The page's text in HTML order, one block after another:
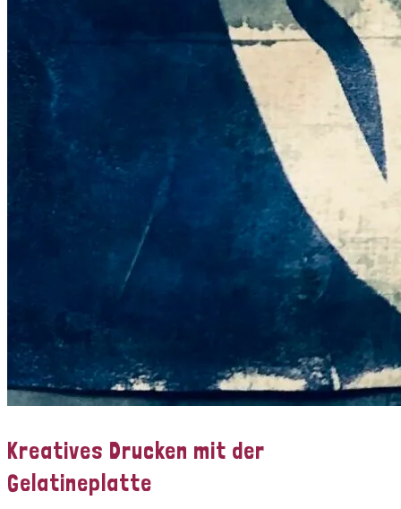
Kreatives Drucken mit der
Gelatineplatte